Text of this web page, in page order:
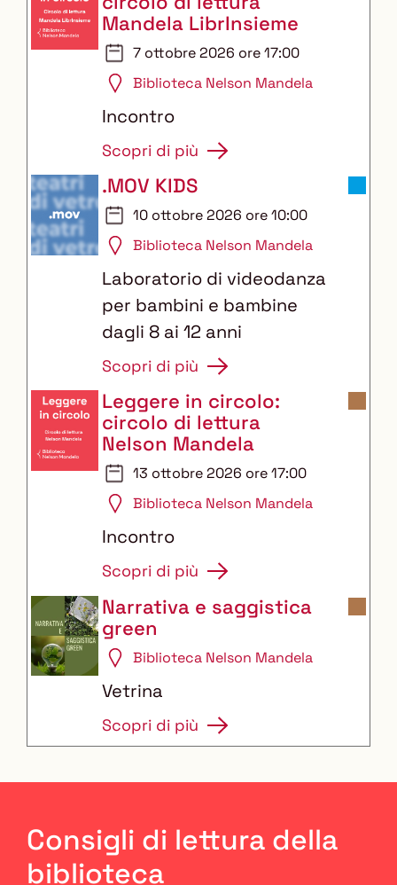
Mandela LibrInsieme
7 ottobre 2026 ore 17:00
Biblioteca Nelson Mandela
Incontro
Scopri di più
.MOV KIDS
10 ottobre 2026 ore 10:00
Biblioteca Nelson Mandela
Laboratorio di videodanza
per bambini e bambine
dagli 8 ai 12 anni
Scopri di più
Leggere in circolo:
circolo di lettura
Nelson Mandela
13 ottobre 2026 ore 17:00
Biblioteca Nelson Mandela
Incontro
Scopri di più
Narrativa e saggistica
green
Biblioteca Nelson Mandela
Vetrina
Scopri di più
Consigli di lettura della
biblioteca